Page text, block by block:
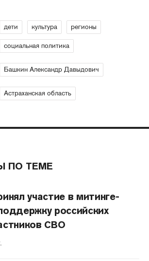
дети культура регионы
социальная политика
Башкин Александр Давыдович
Астраханская область
ПО ТЕМЕ
участие в митинге-
российских
СВО